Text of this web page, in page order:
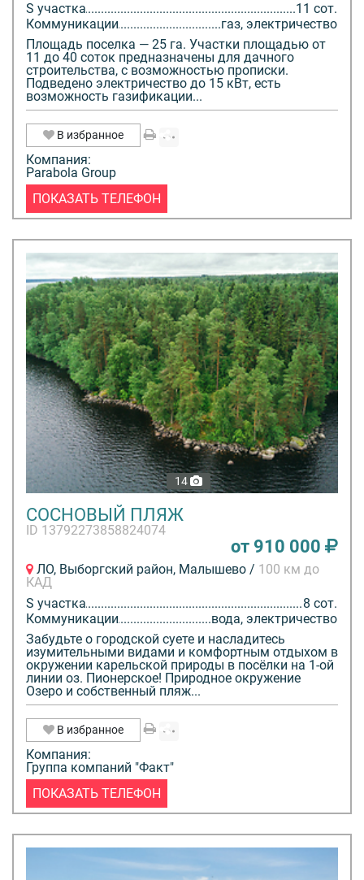
S участка
11 сот.
Коммуникации
газ, электричество
Площадь поселка — 25 га. Участки площадью от
11 до 40 соток предназначены для дачного
строительства, с возможностью прописки.
Подведено электричество до 15 кВт, есть
возможность газификации...
В избранное
Компания:
Parabola Group
ПОКАЗАТЬ ТЕЛЕФОН
14
СОСНОВЫЙ ПЛЯЖ
ID 13792273858824074
от 910 000
ЛО, Выборгский район, Малышево / 100 км до
КАД
S участка
8 сот.
Коммуникации
вода, электричество
Забудьте о городской суете и насладитесь
изумительными видами и комфортным отдыхом в
окружении карельской природы в посёлки на 1-ой
линии оз. Пионерское! Природное окружение
Озеро и собственный пляж...
В избранное
Компания:
Группа компаний "Факт"
ПОКАЗАТЬ ТЕЛЕФОН